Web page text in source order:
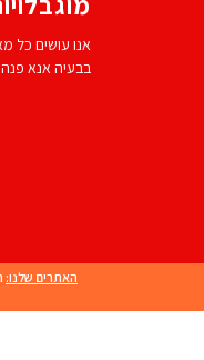
אנו עושים כל
בבעיה אנא פנה
האתרים שלנו: